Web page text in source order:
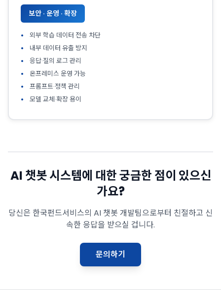
보안 · 운영 · 확장
외부 학습 데이터 전송 차단
내부 데이터 유출 방지
응답·질의 로그 관리
온프레미스 운영 가능
프롬프트·정책 관리
모델 교체·확장 용이
AI 챗봇 시스템에 대한 궁금한 점이 있으신
가요?
당신은 한국펀드서비스의 AI 챗봇 개발팀으로부터 친절하고 신
속한 응답을 받으실 겁니다.
문의하기